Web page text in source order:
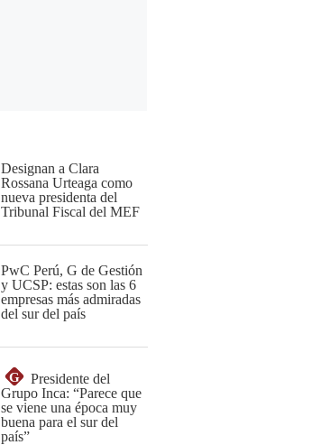
Designan a Clara
Rossana Urteaga como
nueva presidenta del
Tribunal Fiscal del MEF
PwC Perú, G de Gestión
y UCSP: estas son las 6
empresas más admiradas
del sur del país
G
Presidente del
Grupo Inca: “Parece que
se viene una época muy
buena para el sur del
país”